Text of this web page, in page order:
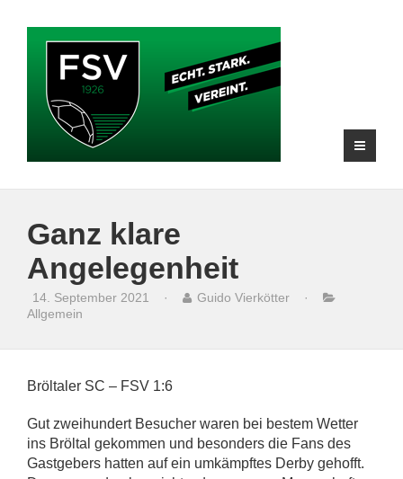
Ganz klare
Angelegenheit
14. September 2021 · Guido Vierkötter
·
Allgemein
Bröltaler SC – FSV 1:6
Gut zweihundert Besucher waren bei bestem Wetter
ins Bröltal gekommen und besonders die Fans des
Gastgebers hatten auf ein umkämpftes Derby gehofft.